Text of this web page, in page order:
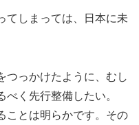
てしまっては、日本に未
つっかけたように、むし
く先行整備したい。
ことは明らかです。その